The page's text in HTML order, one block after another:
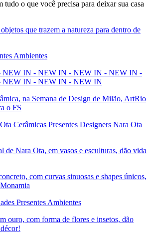
tudo o que você precisa para deixar sua casa
que trazem a natureza para dentro de
Ambientes
IN - NEW IN - NEW IN - NEW IN -
IN - NEW IN - NEW IN
na Semana de Design de Milão, ArtRio
o FS
Cerâmicas Presentes Designers Nara Ota
de Nara Ota, em vasos e esculturas, dão vida
com curvas sinuosas e shapes únicos,
Presentes Ambientes
ouro, com forma de flores e insetos, dão